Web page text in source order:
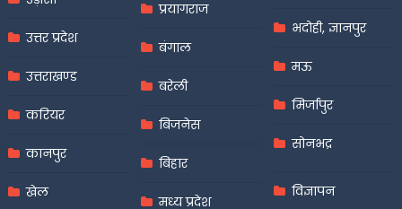
उत्तर प्रदेश
उत्तराखण्ड
करियर
कानपुर
खेल
प्रयागराज
बंगाल
बरेली
बिजनेस
बिहार
मध्य प्रदेश
भदोही, ज्ञानपुर
मऊ
मिर्जापुर
सोनभद्र
विज्ञापन